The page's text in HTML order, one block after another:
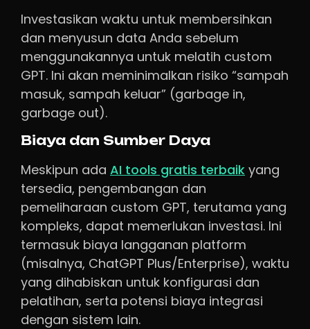
Investasikan waktu untuk membersihkan
dan menyusun data Anda sebelum
menggunakannya untuk melatih custom
GPT. Ini akan meminimalkan risiko “sampah
masuk, sampah keluar” (garbage in,
garbage out).
Biaya dan Sumber Daya
Meskipun ada AI tools gratis terbaik yang
tersedia, pengembangan dan
pemeliharaan custom GPT, terutama yang
kompleks, dapat memerlukan investasi. Ini
termasuk biaya langganan platform
(misalnya, ChatGPT Plus/Enterprise), waktu
yang dihabiskan untuk konfigurasi dan
pelatihan, serta potensi biaya integrasi
dengan sistem lain.